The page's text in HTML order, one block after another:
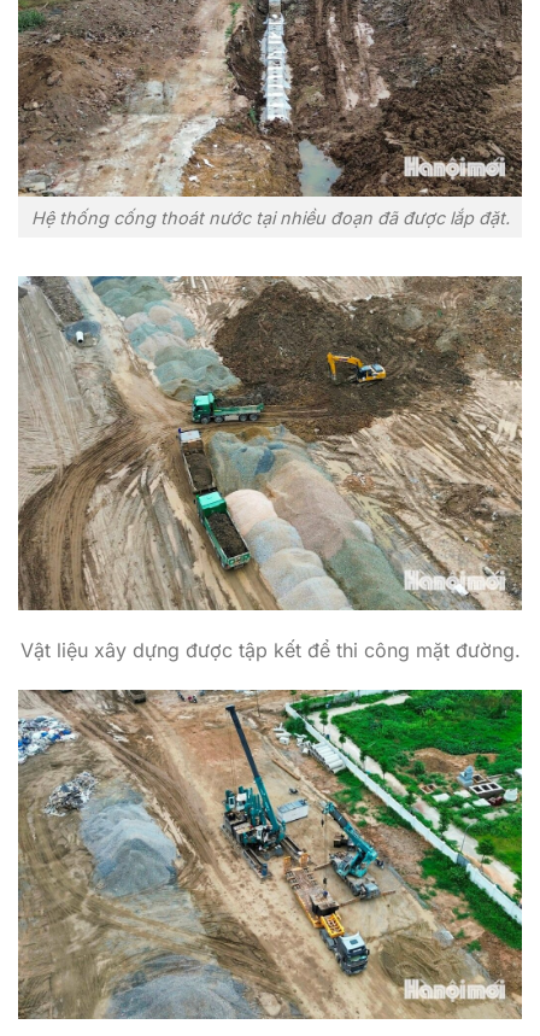
Hệ thống cống thoát nước tại nhiều đoạn đã được lắp đặt.
Vật liệu xây dựng được tập kết để thi công mặt đường.